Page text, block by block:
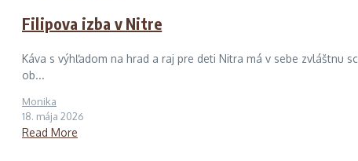
Filipova izba v Nitre
Káva s výhľadom na hrad a raj pre deti Nitra má v sebe zvláštnu
ob...
Monika
18. mája 2026
Read More